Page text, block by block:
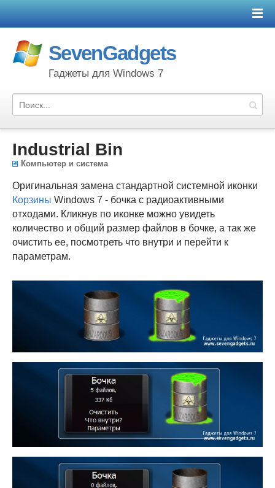
SevenGadgets
Гаджеты для Windows 7
Industrial Bin
Компьютер и система
Оригинальная замена стандартной системной иконки
Корзины Windows 7 - бочка с радиоактивными
отходами. Кликнув по иконке можно увидеть
количество и общий размер файлов в бочке, а так же
очистить ее, посмотреть что внутри и перейти к
параметрам.